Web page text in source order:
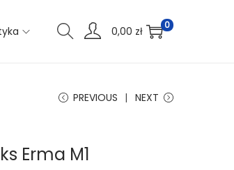
0,00 zł 0
PREVIOUS NEXT
Erma M1